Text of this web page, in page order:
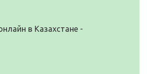
в Казахстане -